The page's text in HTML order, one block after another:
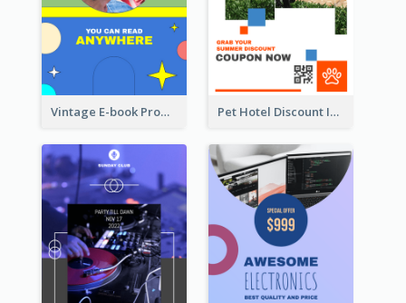
Vintage E-book Promote Instagram Story Design Pet Hotel Discount Instagram Story